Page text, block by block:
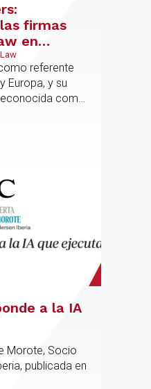
firmas
en
referente
Europa, y su
como
a la IA
Morote, Socio
publicada en